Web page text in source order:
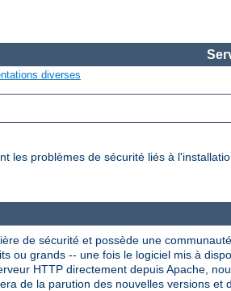
diverses
les problèmes de sécurité liés à
de sécurité et possède une
ou grands -- une fois le logiciel mis à
HTTP directement depuis Apache,
de la parution des nouvelles versions